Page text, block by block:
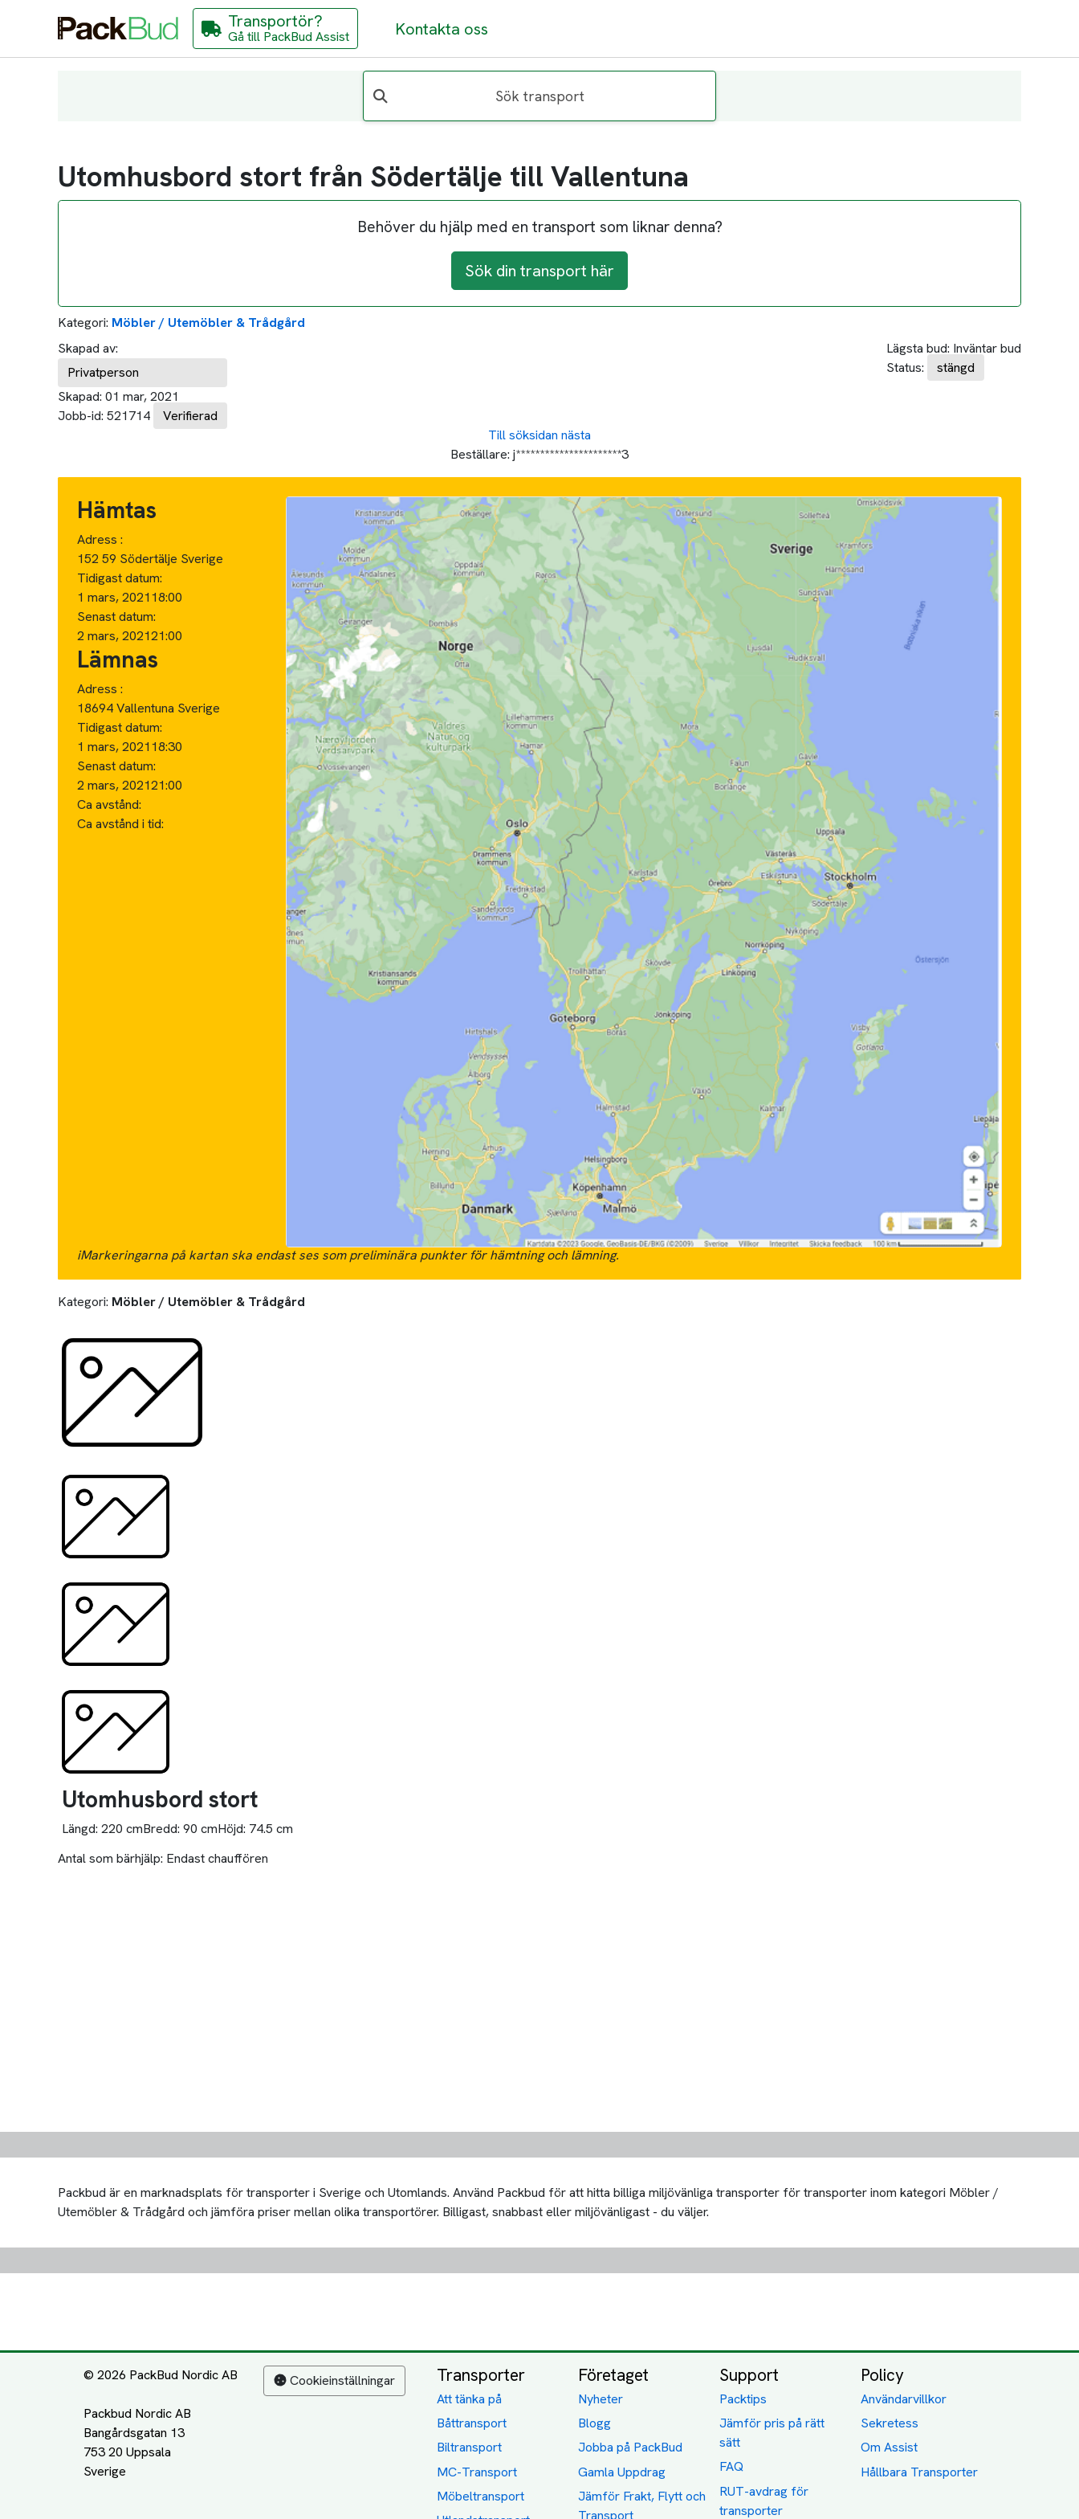
Transportör?
Gå till PackBud Assist Kontakta oss
Sök transport
Utomhusbord stort från Södertälje till Vallentuna
Behöver du hjälp med en transport som liknar denna?
Sök din transport här
Kategori: Möbler / Utemöbler & Trådgård
Skapad av:
Privatperson
Skapad: 01 mar, 2021
Jobb-id: 521714 Verifierad
Lägsta bud: Inväntar bud
Status:
stängd
Till söksidan nästa
Beställare: j**********************3
Hämtas
Adress :
152 59 Södertälje Sverige
Tidigast datum:
1 mars, 202118:00
Senast datum:
2 mars, 202121:00
Lämnas
Adress :
18694 Vallentuna Sverige
Tidigast datum:
1 mars, 202118:30
Senast datum:
2 mars, 202121:00
Ca avstånd:
Ca avstånd i tid:
iMarkeringarna på kartan ska endast ses som preliminära punkter för hämtning och lämning.
Kategori: Möbler / Utemöbler & Trådgård
Utomhusbord stort
Längd: 220 cmBredd: 90 cmHöjd: 74.5 cm
Antal som bärhjälp: Endast chauffören
Packbud är en marknadsplats för transporter i Sverige och Utomlands. Använd Packbud för att hitta billiga miljövänliga transporter för transporter inom kategori Möbler /
Utemöbler & Trådgård och jämföra priser mellan olika transportörer. Billigast, snabbast eller miljövänligast - du väljer.
© 2026 PackBud Nordic AB
Packbud Nordic AB
Bangårdsgatan 13
753 20 Uppsala
Cookieinställningar Transporter
Att tänka på
Båttransport
Biltransport
MC-Transport
Möbeltransport
Företaget
Nyheter
Blogg
Jobba på PackBud
Gamla Uppdrag
Jämför Frakt, Flytt och
Transport
Support
Packtips
Jämför pris på rätt
sätt
FAQ
RUT-avdrag för
transporter
Policy
Användarvillkor
Sekretess
Om Assist
Hållbara Transporter